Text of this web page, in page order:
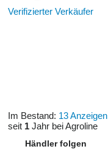
Verifizierter Verkäufer
Im Bestand: 13 Anzeigen
seit 1 Jahr bei Agroline
Händler folgen